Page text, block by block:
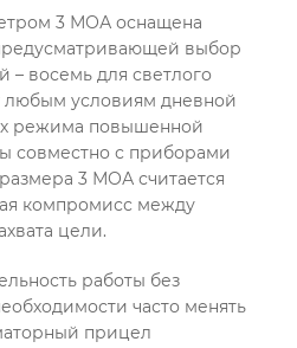
3 МОА оснащена
выбор
– восемь для светлого
любым условиям дневной
режима повышенной
совместно с приборами
3 МОА считается
компромисс между
цели.
работы без
часто менять
прицел